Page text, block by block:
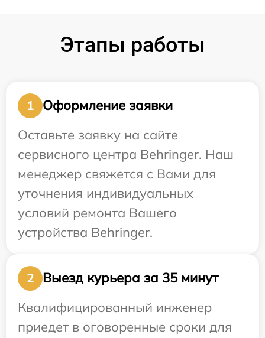
Этапы работы
1
Оформление заявки
Оставьте заявку на сайте
сервисного центра Behringer. Наш
менеджер свяжется с Вами для
уточнения индивидуальных
условий ремонта Вашего
устройства Behringer.
2
Выезд курьера за 35 минут
Квалифицированный инженер
приедет в оговоренные сроки для